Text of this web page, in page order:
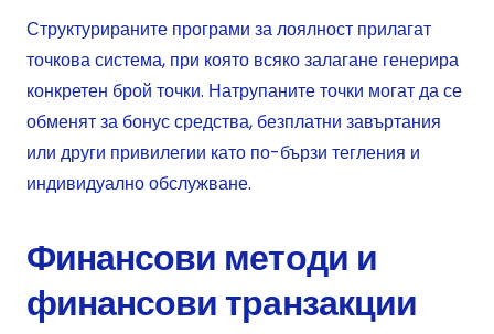
Структурираните програми за лоялност прилагат
точкова система, при която всяко залагане генерира
конкретен брой точки. Натрупаните точки могат да се
обменят за бонус средства, безплатни завъртания
или други привилегии като по-бързи тегления и
индивидуално обслужване.
Финансови методи и
финансови транзакции